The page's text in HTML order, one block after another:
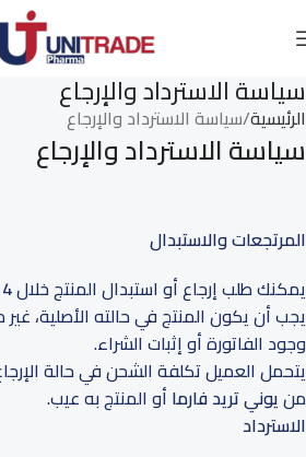
سياسة الاسترداد والإرجاع
الرئيسية سياسة الاسترداد والإرجاع
سياسة الاسترداد والإرجاع
المرتجعات والاستبدال
يمكنك طلب إرجاع أو استبدال المنتج خلال14
يجب أن يكون المنتج في حالته الأصلية،
وجود الفاتورة أو إثبات الشراء.
يتحمل العميل تكلفة الشحن في حالة
منيوني تريد فارما أو المنتج به عيب.
الاسترداد